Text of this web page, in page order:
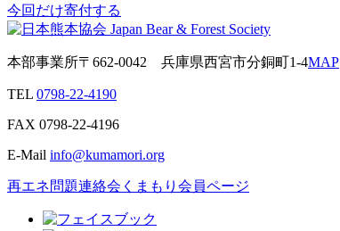
今回だけ寄付する
本部事業所〒662-0042 兵庫県西宮市分銅町1-4MAP
TEL 0798-22-4190
FAX 0798-22-4196
E-Mail info@kumamori.org
再エネ問題連絡会 くまもり会員ページ